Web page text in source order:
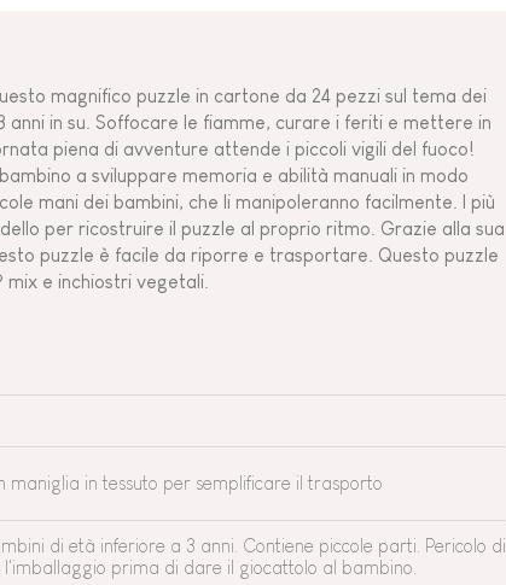
magnifico puzzle in cartone da 24 pezzi sul tema dei
anni in su. Soffocare le fiamme, curare i feriti e mettere in
piena di avventure attende i piccoli vigili del fuoco!
a sviluppare memoria e abilità manuali in modo
mani dei bambini, che li manipoleranno facilmente. I più
per ricostruire il puzzle al proprio ritmo. Grazie alla sua
puzzle è facile da riporre e trasportare. Questo puzzle
e inchiostri vegetali.
maniglia in tessuto per semplificare il trasporto
di età inferiore a 3 anni. Contiene piccole parti. Pericolo di
l'imballaggio prima di dare il giocattolo al bambino.